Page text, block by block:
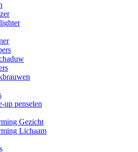
up penselen
Gezicht
Lichaam